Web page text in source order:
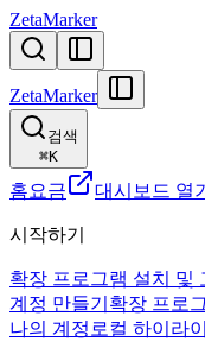
ZetaMarker
ZetaMarker
검색
⌘K
홈요금 대시보드 열기
시작하기
확장 프로그램 설치 및
계정 만들기 확장 프로
나의 계정 로컬 하이라